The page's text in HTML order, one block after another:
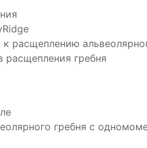
расщеплению
расщепления гребня
гребня с